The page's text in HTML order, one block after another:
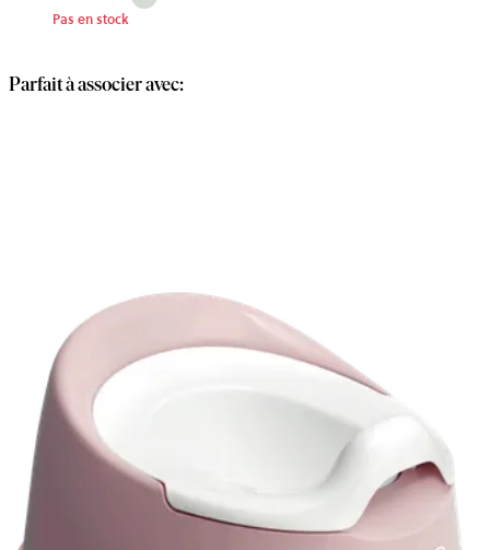
Pas en stock
Parfait à associer avec: